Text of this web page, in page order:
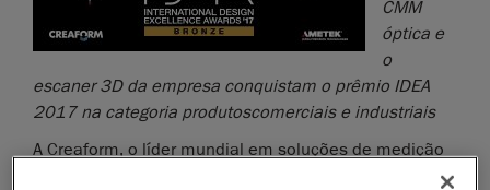
CMM
óptica e
o
escaner 3D da empresa conquistam o prêmio IDEA
2017 na categoria produtoscomerciais e industriais
A Creaform, o líder mundial em soluções de medição